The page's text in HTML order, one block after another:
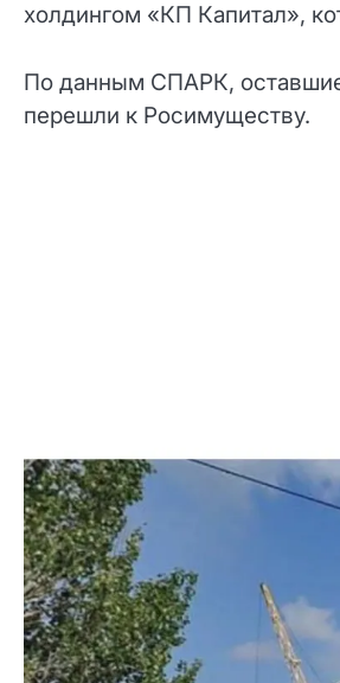
холдингом «КП Капитал»,
По данным СПАРК,
перешли к Росимуществу.